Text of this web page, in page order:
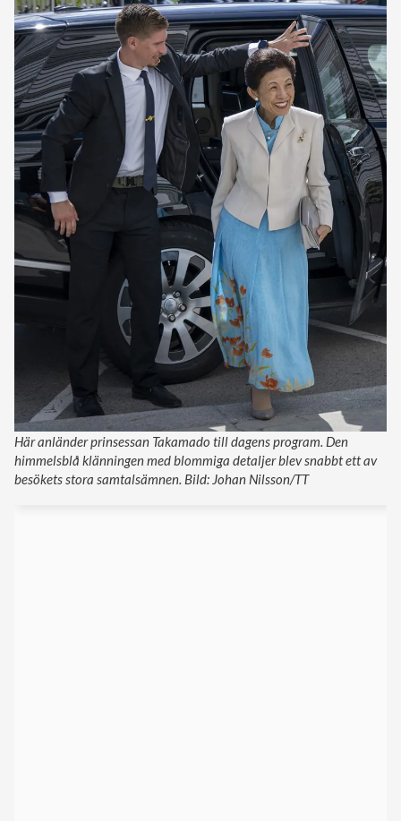
Här anländer prinsessan Takamado till dagens program. Den
himmelsblå klänningen med blommiga detaljer blev snabbt ett av
besökets stora samtalsämnen. Bild: Johan Nilsson/TT